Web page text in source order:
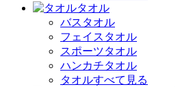
タオル
バスタオル
フェイスタオル
スポーツタオル
ハンカチタオル
タオルすべて見る